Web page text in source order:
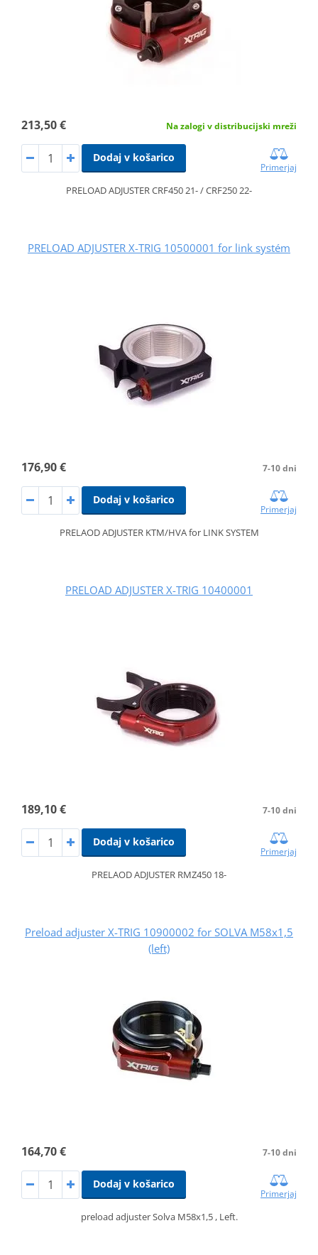
213,50 € Na zalogi v distribucijski mreži
Dodaj v košarico
Primerjaj
PRELOAD ADJUSTER CRF450 21- / CRF250 22-
PRELOAD ADJUSTER X-TRIG 10500001 for link systém
176,90 € 7-10 dni
Dodaj v košarico
Primerjaj
PRELAOD ADJUSTER KTM/HVA for LINK SYSTEM
PRELOAD ADJUSTER X-TRIG 10400001
189,10 € 7-10 dni
Dodaj v košarico
Primerjaj
PRELAOD ADJUSTER RMZ450 18-
Preload adjuster X-TRIG 10900002 for SOLVA M58x1,5
(left)
164,70 € 7-10 dni
Dodaj v košarico
Primerjaj
preload adjuster Solva M58x1,5 , Left.